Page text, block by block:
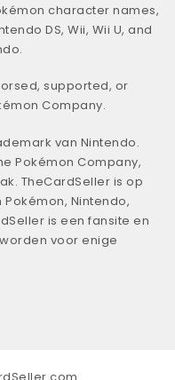
character names,
DS, Wii, Wii U, and
supported, or
Company.
van Nintendo.
Pokémon Company,
TheCardSeller is op
Nintendo,
is een fansite en
voor enige